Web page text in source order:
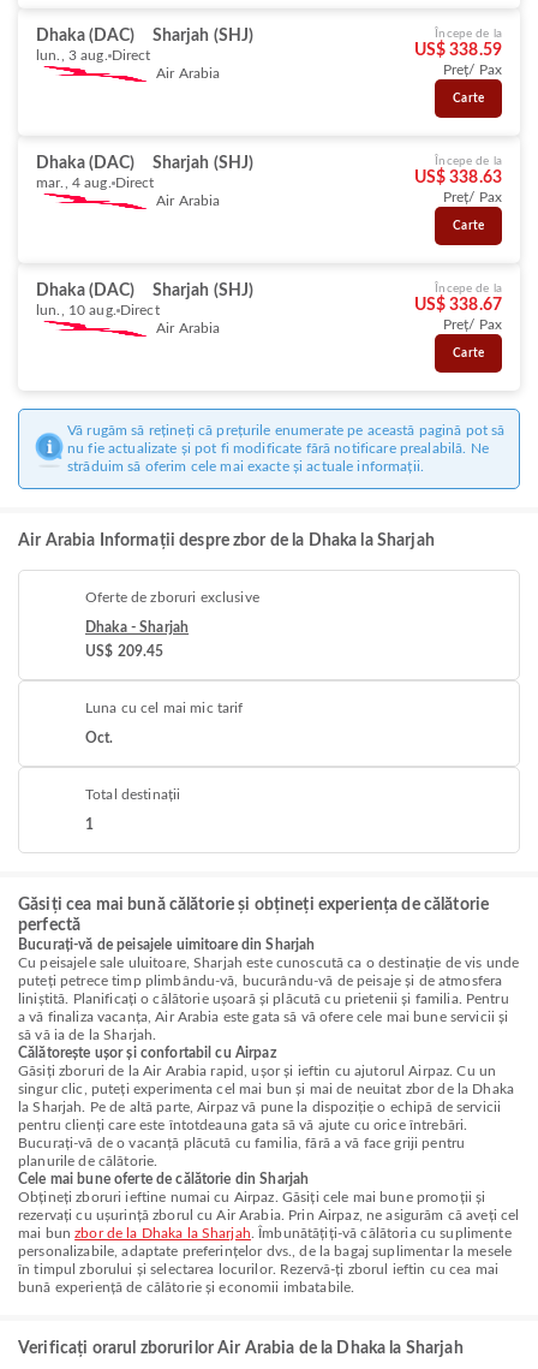
Dhaka (DAC) Sharjah (SHJ)
lun., 3 aug. Direct
Air Arabia
Începe de la
US$ 338.59
Preț/ Pax
Carte
Dhaka (DAC) Sharjah (SHJ)
mar., 4 aug. Direct
Air Arabia
Începe de la
US$ 338.63
Preț/ Pax
Carte
Dhaka (DAC) Sharjah (SHJ)
lun., 10 aug. Direct
Air Arabia
Începe de la
US$ 338.67
Preț/ Pax
Carte
Vă rugăm să rețineți că prețurile enumerate pe această pagină pot să
nu fie actualizate și pot fi modificate fără notificare prealabilă. Ne
străduim să oferim cele mai exacte și actuale informații.
Air Arabia Informații despre zbor de la Dhaka la Sharjah
Oferte de zboruri exclusive
Dhaka - Sharjah
US$ 209.45
Luna cu cel mai mic tarif
Oct.
Total destinații
1
Găsiți cea mai bună călătorie și obțineți experiența de călătorie
perfectă
Bucurați-vă de peisajele uimitoare din Sharjah
Cu peisajele sale uluitoare, Sharjah este cunoscută ca o destinație de vis unde
puteți petrece timp plimbându-vă, bucurându-vă de peisaje și de atmosfera
liniștită. Planificați o călătorie ușoară și plăcută cu prietenii și familia. Pentru
a vă finaliza vacanța, Air Arabia este gata să vă ofere cele mai bune servicii și
să vă ia de la Sharjah.
Călătorește ușor și confortabil cu Airpaz
Găsiți zboruri de la Air Arabia rapid, ușor și ieftin cu ajutorul Airpaz. Cu un
singur clic, puteți experimenta cel mai bun și mai de neuitat zbor de la Dhaka
la Sharjah. Pe de altă parte, Airpaz vă pune la dispoziție o echipă de servicii
pentru clienți care este întotdeauna gata să vă ajute cu orice întrebări.
Bucurați-vă de o vacanță plăcută cu familia, fără a vă face griji pentru
planurile de călătorie.
Cele mai bune oferte de călătorie din Sharjah
Obțineți zboruri ieftine numai cu Airpaz. Găsiți cele mai bune promoții și
rezervați cu ușurință zborul cu Air Arabia. Prin Airpaz, ne asigurăm că aveți cel
mai bunzbor de la Dhaka la Sharjah . Îmbunătățiți-vă călătoria cu suplimente
personalizabile, adaptate preferințelor dvs., de la bagaj suplimentar la mesele
în timpul zborului și selectarea locurilor. Rezervă-ți zborul ieftin cu cea mai
bună experiență de călătorie și economii imbatabile.
Verificați orarul zborurilor Air Arabia de la Dhaka la Sharjah